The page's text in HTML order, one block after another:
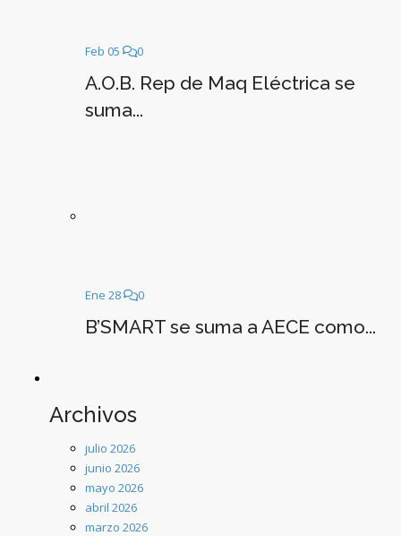
Feb 05 0
A.O.B. Rep de Maq Eléctrica se
suma...
Ene 28 0
B’SMART se suma a AECE como...
Archivos
julio 2026
junio 2026
mayo 2026
abril 2026
marzo 2026